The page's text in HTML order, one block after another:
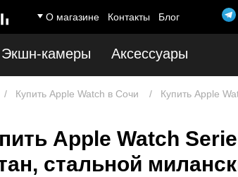
О магазине Контакты Блог
Экшн-камеры Аксессуары
Купить Apple Watch в Сочи Купить Apple
Apple Watch
стальной